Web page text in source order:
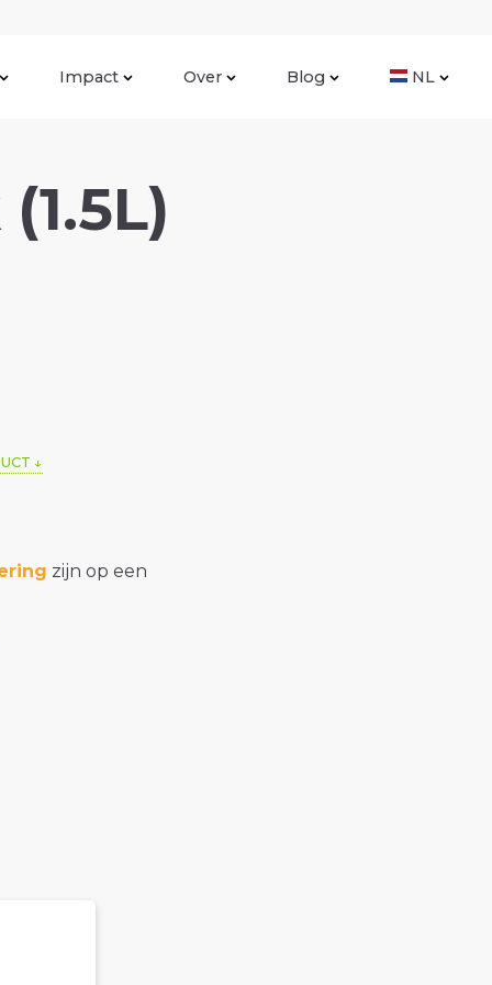
Impact Over Blog NL
zijn op een